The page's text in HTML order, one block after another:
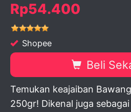
Rp54.400
Shopee
Beli
Temukan keajaiban
250gr! Dikenal juga